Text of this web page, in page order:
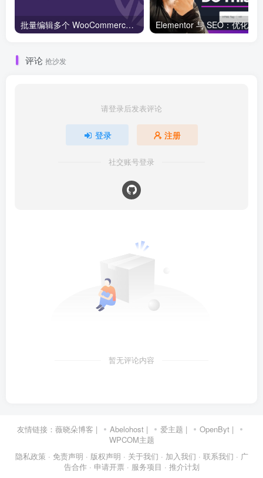
批量编辑多个 WooCommerce 产品变体价格的 2 个方法？
评论 抢沙发
请登录后发表评论
登录 注册
社交账号登录
暂无评论内容
友情链接： 薇晓朵博客 | Abelohost | 爱主题 | OpenByt |
WPCOM主题
隐私政策 · 免责声明 · 版权声明 · 关于我们 · 加入我们 · 联系我们 · 广
告合作 · 申请开票 · 服务项目 · 推介计划